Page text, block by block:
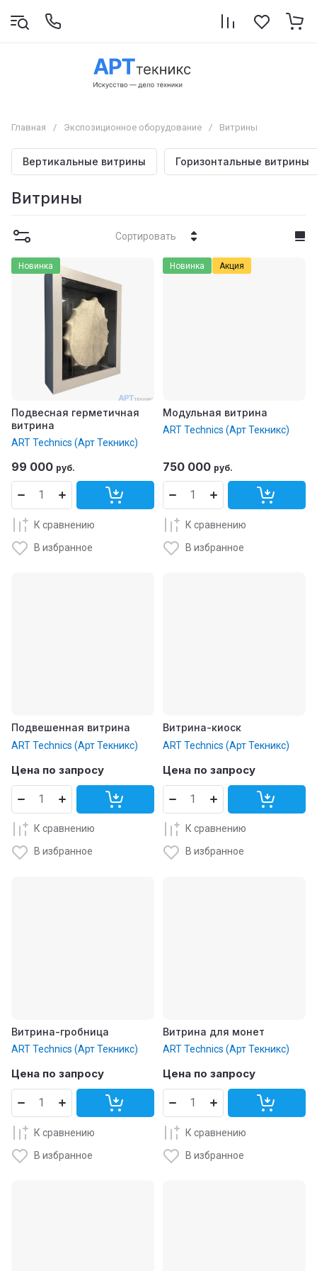
Главная / Экспозиционное оборудование / Витрины
Вертикальные витрины Горизонтальные витрины
Витрины
Сортировать
Новинка
Подвесная герметичная
витрина
ART Technics (Арт Текникс)
99 000 руб.
К сравнению
В избранное
Новинка Акция
Модульная витрина
ART Technics (Арт Текникс)
750 000 руб.
К сравнению
В избранное
Подвешенная витрина
ART Technics (Арт Текникс)
Цена по запросу
К сравнению
В избранное
Витрина-киоск
ART Technics (Арт Текникс)
Цена по запросу
К сравнению
В избранное
Витрина-гробница
ART Technics (Арт Текникс)
Цена по запросу
К сравнению
В избранное
Витрина для монет
ART Technics (Арт Текникс)
Цена по запросу
К сравнению
В избранное